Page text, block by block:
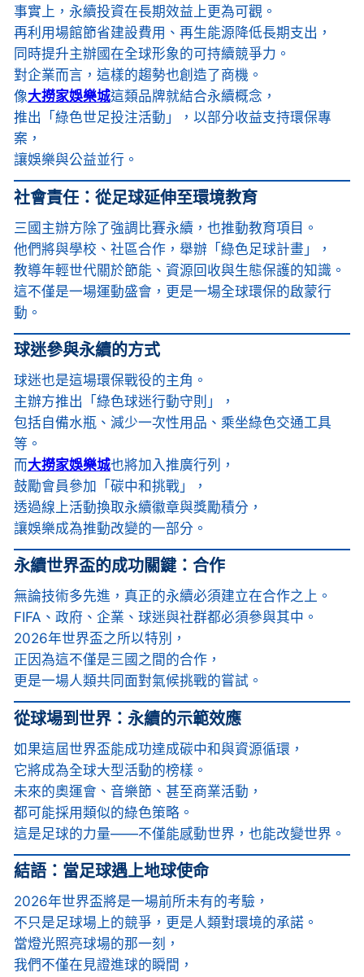
事實上，永續投資在長期效益上更為可觀。
再利用場館節省建設費用、再生能源降低長期支出，
同時提升主辦國在全球形象的可持續競爭力。
對企業而言，這樣的趨勢也創造了商機。
像大撈家娛樂城這類品牌就結合永續概念，
推出「綠色世足投注活動」，以部分收益支持環保專
案，
讓娛樂與公益並行。
社會責任：從足球延伸至環境教育
三國主辦方除了強調比賽永續，也推動教育項目。
他們將與學校、社區合作，舉辦「綠色足球計畫」，
教導年輕世代關於節能、資源回收與生態保護的知識。
這不僅是一場運動盛會，更是一場全球環保的啟蒙行
動。
球迷參與永續的方式
球迷也是這場環保戰役的主角。
主辦方推出「綠色球迷行動守則」，
包括自備水瓶、減少一次性用品、乘坐綠色交通工具
等。
而大撈家娛樂城也將加入推廣行列，
鼓勵會員參加「碳中和挑戰」，
透過線上活動換取永續徽章與獎勵積分，
讓娛樂成為推動改變的一部分。
永續世界盃的成功關鍵：合作
無論技術多先進，真正的永續必須建立在合作之上。
FIFA、政府、企業、球迷與社群都必須參與其中。
2026年世界盃之所以特別，
正因為這不僅是三國之間的合作，
更是一場人類共同面對氣候挑戰的嘗試。
從球場到世界：永續的示範效應
如果這屆世界盃能成功達成碳中和與資源循環，
它將成為全球大型活動的榜樣。
未來的奧運會、音樂節、甚至商業活動，
都可能採用類似的綠色策略。
這是足球的力量——不僅能感動世界，也能改變世界。
結語：當足球遇上地球使命
2026年世界盃將是一場前所未有的考驗，
不只是足球場上的競爭，更是人類對環境的承諾。
當燈光照亮球場的那一刻，
我們不僅在見證進球的瞬間，